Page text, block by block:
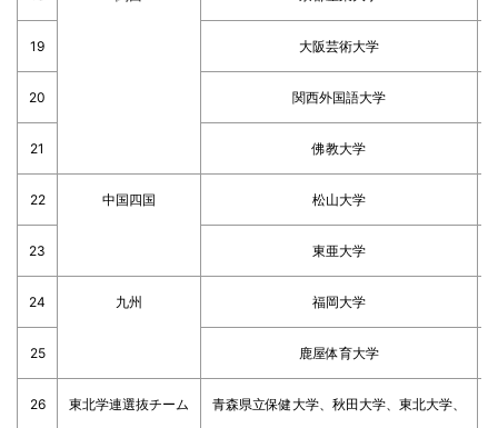
19 大阪芸術大学
20 関西外国語大学
21 佛教大学
22 中国四国 松山大学
23 東亜大学
24 九州 福岡大学
25 鹿屋体育大学
26 東北学連選抜チーム 青森県立保健大学、秋田大学、東北大学、